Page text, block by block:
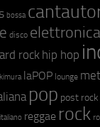
bossa
disco elettronica
rock hip hop
kimura laPOP lounge
pop post rock
reggae rock